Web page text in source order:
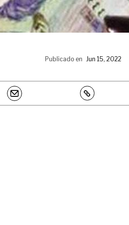
Publicado en Jun 15, 2022